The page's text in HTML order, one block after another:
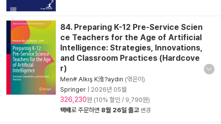
84. Preparing K-12 Pre-Service Scien
ce Teachers for the Age of Artificial
Intelligence: Strategies, Innovations,
and Classroom Practices (Hardcove
r)
Men# Alkış K淮?aydın (엮은이)
Springer
2026년 05월
326,230원 (10% 할인 / 9,790원)
택배로 주문하면 8월 26일 출고 변경